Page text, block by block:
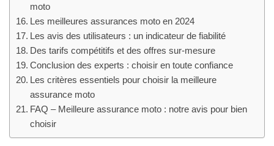
moto
Les meilleures assurances moto en 2024
Les avis des utilisateurs : un indicateur de fiabilité
Des tarifs compétitifs et des offres sur-mesure
Conclusion des experts : choisir en toute confiance
Les critères essentiels pour choisir la meilleure
assurance moto
FAQ – Meilleure assurance moto : notre avis pour bien
choisir